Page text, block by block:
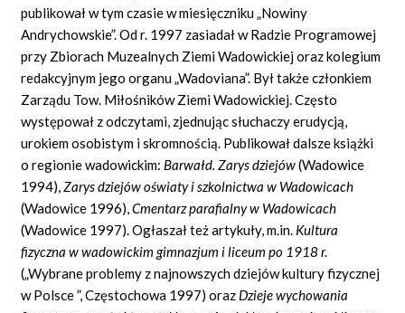
publikował w tym czasie w miesięczniku „Nowiny
Andrychowskie”. Od r. 1997 zasiadał w Radzie Programowej
przy Zbiorach Muzealnych Ziemi Wadowickiej oraz kolegium
redakcyjnym jego organu „Wadoviana”. Był także członkiem
Zarządu Tow. Miłośników Ziemi Wadowickiej. Często
występował z odczytami, zjednując słuchaczy erudycją,
urokiem osobistym i skromnością. Publikował dalsze książki
o regionie wadowickim: Barwałd. Zarys dziejów(Wadowice
1994),Zarys dziejów oświaty i szkolnictwa w Wadowicach
(Wadowice 1996),Cmentarz parafialny w Wadowicach
(Wadowice 1997). Ogłaszał też artykuły, m.in. Kultura
fizyczna w wadowickim gimnazjum i liceum po 1918 r.
(„Wybrane problemy z najnowszych dziejów kultury fizycznej
w Polsce”, Częstochowa 1997) oraz Dzieje wychowania